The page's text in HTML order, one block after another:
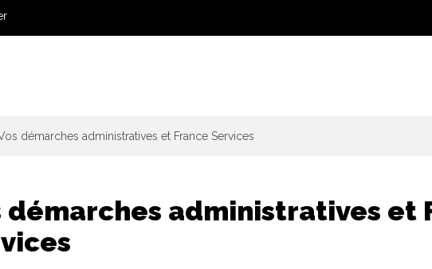
démarches administratives et France Services
démarches administratives et